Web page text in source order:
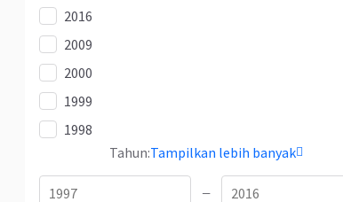
2016
2009
2000
1999
1998
Tahun:Tampilkan lebih banyak
—